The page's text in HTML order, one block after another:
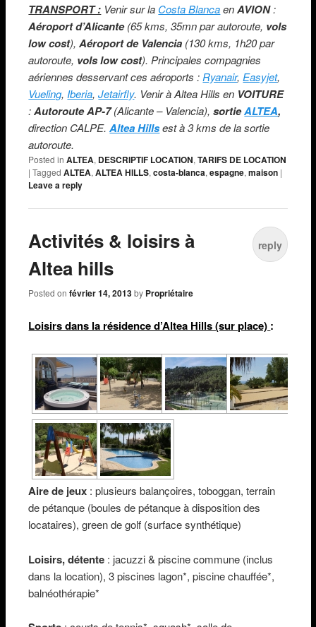
TRANSPORT : Venir sur la Costa BlancaenAVION:
Aéroport d’Alicante(65 kms, 35mn par autoroute, vols
low cost),Aéroport de Valencia (130 kms, 1h20 par
autoroute, vols low cost). Principales compagnies
aériennes desservant ces aéroports : Ryanair, Easyjet,
Vueling, Iberia,Jetairfly. Venir à Altea Hills en VOITURE
:Autoroute AP-7(Alicante – Valencia),sortieALTEA,
direction CALPE.Altea Hillsest à 3 kms de la sortie
autoroute.
Posted in ALTEA, DESCRIPTIF LOCATION,TARIFS DE LOCATION
|Tagged ALTEA,ALTEA HILLS,costa-blanca,espagne,maison |
Leave a reply
Activités & loisirs à
Altea hills
Posted onfévrier 14, 2013 by Propriétaire
reply
Loisirs dans la résidence d’Altea Hills (sur place) :
Aire de jeux : plusieurs balançoires, toboggan, terrain
de pétanque (boules de pétanque à disposition des
locataires), green de golf (surface synthétique)
Loisirs, détente : jacuzzi & piscine commune (inclus
dans la location), 3 piscines lagon*, piscine chauffée*,
balnéothérapie*